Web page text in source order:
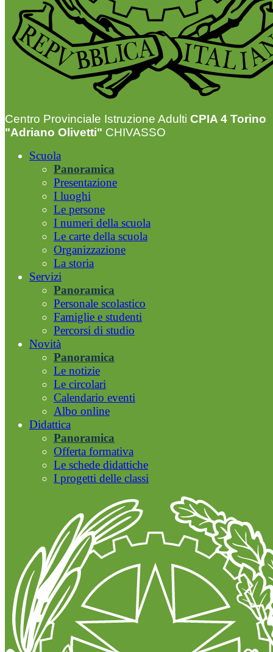
Centro Provinciale Istruzione Adulti CPIA 4 Torino
"Adriano Olivetti" CHIVASSO
Scuola
Panoramica
Presentazione
I luoghi
Le persone
I numeri della scuola
Le carte della scuola
Organizzazione
La storia
Servizi
Panoramica
Personale scolastico
Famiglie e studenti
Percorsi di studio
Novità
Panoramica
Le notizie
Le circolari
Calendario eventi
Albo online
Didattica
Panoramica
Offerta formativa
Le schede didattiche
I progetti delle classi